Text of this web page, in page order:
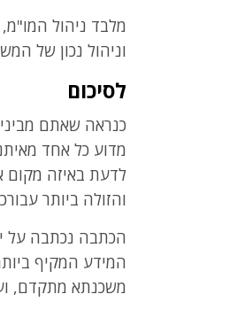
מלבד ניהול
וניהול נכון של
לסיכום
כנראה שאתם
מדוע כל אחד
לדעת באיזה מקום
והזולה ביותר
הכתבה נכתבה על
המידע המקיף
משכנתא מתקדם,